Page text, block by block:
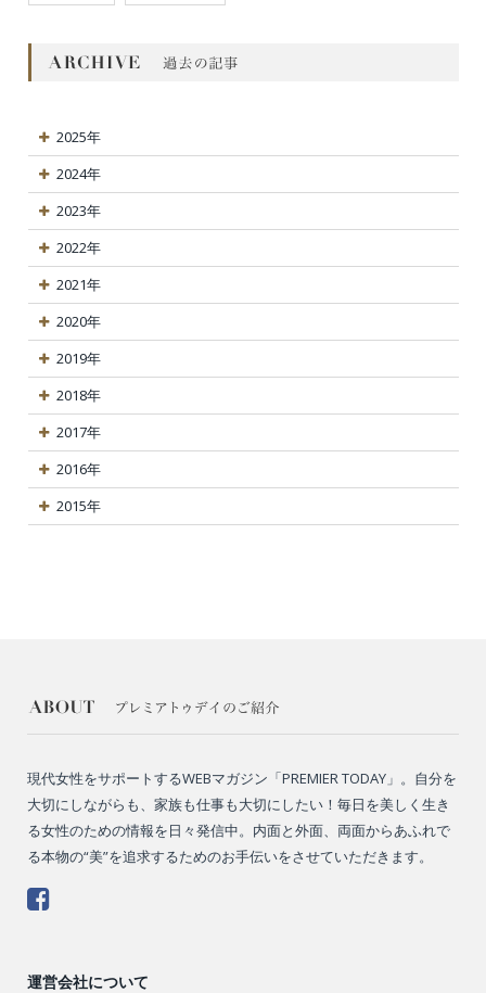
2025年
2024年
2023年
2022年
2021年
2020年
2019年
2018年
2017年
2016年
2015年
現代女性をサポートするWEBマガジン「PREMIER TODAY」。自分を
大切にしながらも、家族も仕事も大切にしたい！毎日を美しく生き
る女性のための情報を日々発信中。内面と外面、両面からあふれで
る本物の“美”を追求するためのお手伝いをさせていただきます。
運営会社について